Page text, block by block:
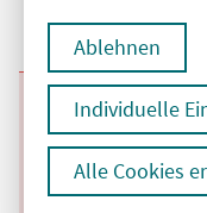
Ablehnen
Individuelle
Alle Cookies
Details anzeigen
Beginn:
20.10.2026Ende
-
Ev. Krankenhaus
Herzbergstr.,
Kategorie:A